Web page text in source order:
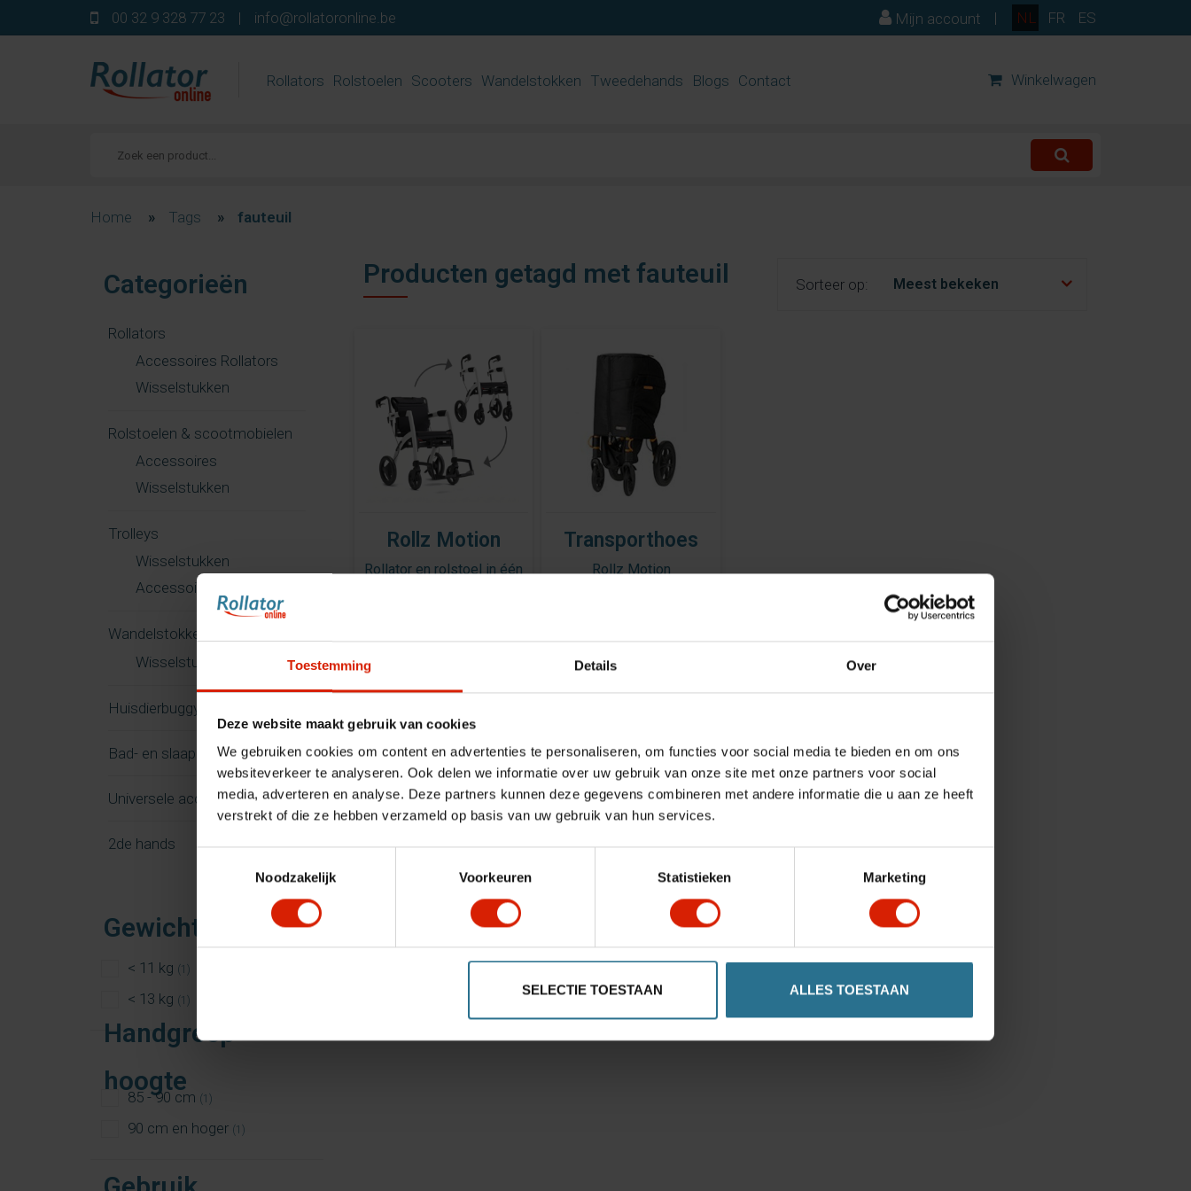
Toestemming Details Over
Deze website maakt gebruik van cookies
We gebruiken cookies om content en advertenties te personaliseren, om functies voor social media te bieden en om ons
websiteverkeer te analyseren. Ook delen we informatie over uw gebruik van onze site met onze partners voor social
media, adverteren en analyse. Deze partners kunnen deze gegevens combineren met andere informatie die u aan ze heeft
verstrekt of die ze hebben verzameld op basis van uw gebruik van hun services.
Noodzakelijk
Voorkeuren Statistieken Marketing
SELECTIE TOESTAAN ALLES TOESTAAN
00 32 9 328 77 23 | info@rollatoronline.be NL FR ES
Mijn account |
Rollators Rolstoelen Scooters Wandelstokken Tweedehands Blogs Contact Winkelwagen
Home » Tags » fauteuil
Categorieën
Rollators
Accessoires Rollators
Wisselstukken
Rolstoelen & scootmobielen
Accessoires
Wisselstukken
Trolleys
Wisselstukken
Accessoires
Wandelstokken
Wisselstukken
Huisdierbuggy
Bad- en slaapkamer
Universele accessoires
2de hands
Gewicht rollator
< 11 kg (1)
< 13 kg (1)
Handgreep
hoogte
85 - 90 cm (1)
90 cm en hoger (1)
Producten getagd met fauteuil Sorteer op:
Rollz Motion
Rollator en rolstoel in één
Transporthoes
Rollz Motion